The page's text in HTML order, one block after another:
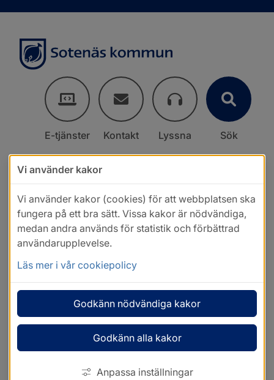
E-tjänster Kontakt Lyssna Sök
Vi använder kakor
Vi använder kakor (cookies) för att webbplatsen ska
fungera på ett bra sätt. Vissa kakor är nödvändiga,
medan andra används för statistik och förbättrad
användarupplevelse.
Läs mer i vår cookiepolicy
Godkänn nödvändiga kakor
Godkänn alla kakor
Anpassa inställningar